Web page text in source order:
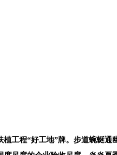
程“好工地”牌。步道蜿蜒通